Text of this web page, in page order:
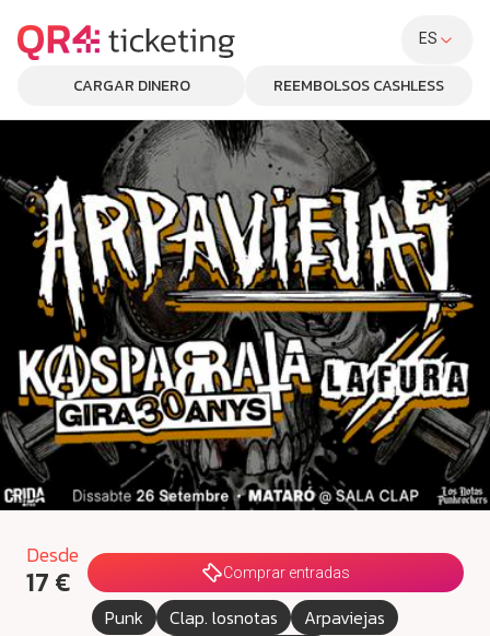
ES
CARGAR DINERO REEMBOLSOS CASHLESS
Desde
17 € Comprar entradas
Punk Clap. losnotas
Arpaviejas